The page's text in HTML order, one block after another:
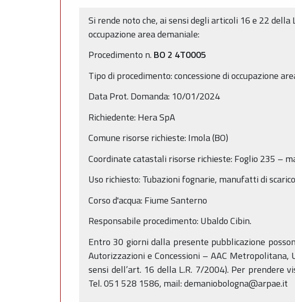
Si rende noto che, ai sensi degli articoli 16 e 22
occupazione area demaniale:
Procedimento n.BO 2 4T0005
Tipo di procedimento: concessione di occupazione
Data Prot. Domanda: 10/01/2024
Richiedente: Hera SpA
Comune risorse richieste: Imola (BO)
Coordinate catastali risorse richieste: Foglio 235 –
Uso richiesto: Tubazioni fognarie, manufatti di
Corso d'acqua: Fiume Santerno
Responsabile procedimento: Ubaldo Cibin.
Entro 30 giorni dalla presente pubblicazione
Autorizzazioni e Concessioni – AAC Metropolitana,
sensi dell’art. 16 della L.R. 7/2004). Per prendere
Tel. 051 528 1586, mail: demaniobologna@arpae.it